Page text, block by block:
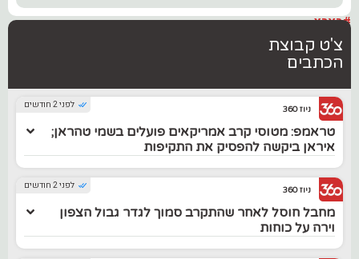
#בארץ
צ'ט קבוצת
הכתבים
לפני 2 חודשים ניוז 360
טראמפ: מטוסי קרב אמריקאים פועלים בשמי טהראן;
איראן ביקשה להפסיק את התקיפות
לפני 2 חודשים ניוז 360
מחבל חוסל לאחר שהתקרב סמוך לגדר גבול הצפון
וירה על כוחות